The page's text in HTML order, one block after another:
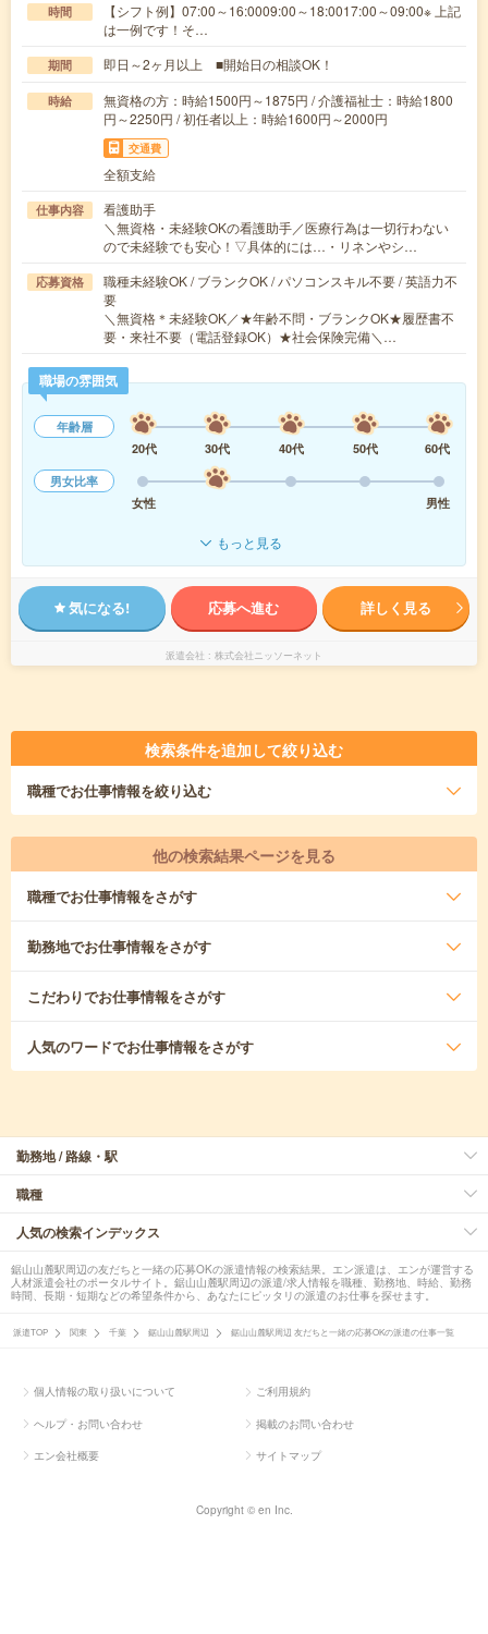
時間
【シフト例】07:00～16:0009:00～18:0017:00～09:00※ 上記
は一例です！そ…
期間 即日～2ヶ月以上 ■開始日の相談OK！
時給
無資格の方：時給1500円～1875円 / 介護福祉士：時給1800
円～2250円 / 初任者以上：時給1600円～2000円
交通費
全額支給
仕事内容
看護助手
＼無資格・未経験OKの看護助手／医療行為は一切行わない
ので未経験でも安心！▽具体的には…・リネンやシ…
応募資格
職種未経験OK / ブランクOK / パソコンスキル不要 / 英語力不
要
＼無資格＊未経験OK／★年齢不問・ブランクOK★履歴書不
要・来社不要（電話登録OK）★社会保険完備＼…
職場の雰囲気
年齢層
20代
30代 40代 50代
60代
男女比率
女性
男性
もっと見る
気になる! 応募へ進む 詳しく見る
派遣会社 株式会社ニッソーネット
検索条件を追加して絞り込む
職種でお仕事情報を絞り込む
他の検索結果ページを見る
職種でお仕事情報をさがす
勤務地でお仕事情報をさがす
こだわりでお仕事情報をさがす
人気のワードでお仕事情報をさがす
勤務地 / 路線・駅
職種
人気の検索インデックス
鋸山山麓駅周辺の友だちと一緒の応募OKの派遣情報の検索結果。エン派遣は、エンが運営する
人材派遣会社のポータルサイト。鋸山山麓駅周辺の派遣/求人情報を職種、勤務地、時給、勤務
時間、長期・短期などの希望条件から、あなたにピッタリの派遣のお仕事を探せます。
派遣TOP 関東 千葉 鋸山山麓駅周辺 鋸山山麓駅周辺 友だちと一緒の応募OKの派遣の仕事一覧
個人情報の取り扱いについて ご利用規約
ヘルプ・お問い合わせ 掲載のお問い合わせ
エン会社概要 サイトマップ
Copyright © en Inc.